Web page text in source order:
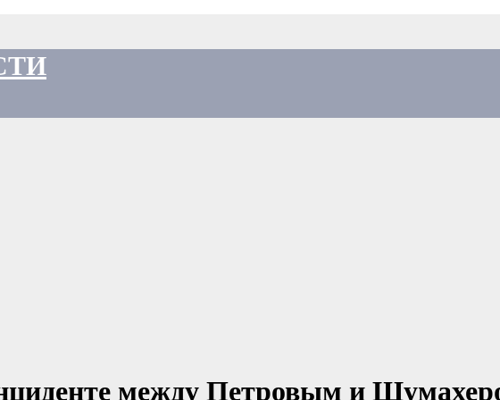
между Петровым и